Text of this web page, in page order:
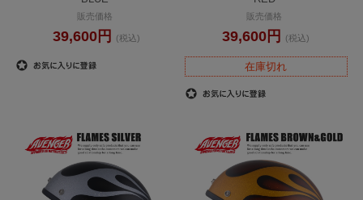
販売価格
39,600円 (税込)
販売価格
39,600円 (税込)
在庫切れ